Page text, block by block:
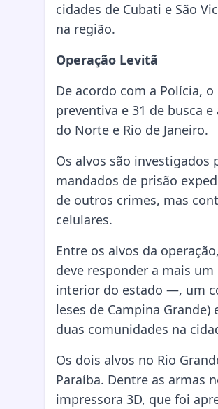
cidades de Cubati e São
na região.
Operação Levitã
De acordo com a Polícia,
preventiva e 31 de busca
do Norte e Rio de Janeiro.
Os alvos são investigados
mandados de prisão
de outros crimes, mas
celulares.
Entre os alvos da
deve responder a mais
interior do estado —, um
leses de Campina
duas comunidades na
Os dois alvos no Rio
Paraíba. Dentre as armas
impressora 3D, que foi